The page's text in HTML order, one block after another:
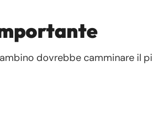
dovrebbe camminare il